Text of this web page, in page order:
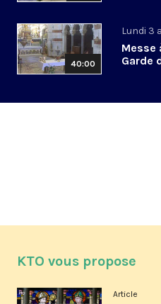
40:00
Lundi 3
Messe
Garde
KTO vous propose
Article